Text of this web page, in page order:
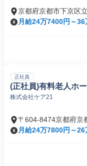
京都府京都市下京区
月給24万7400円～36
正社員
(正社員)有料老人ホ
株式会社ケア21
〒604-8474京都府京
町
月給24万7800円～26